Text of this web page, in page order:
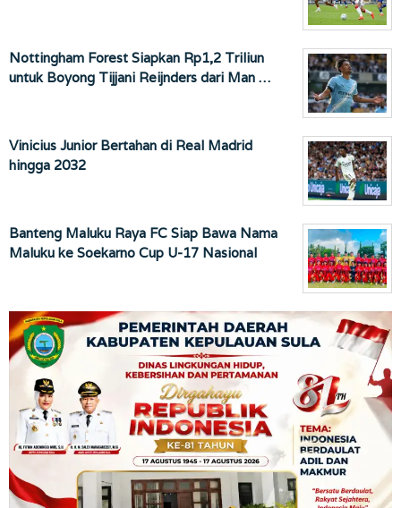
Nottingham Forest Siapkan Rp1,2 Triliun
untuk Boyong Tijjani Reijnders dari Man …
Vinicius Junior Bertahan di Real Madrid
hingga 2032
Banteng Maluku Raya FC Siap Bawa Nama
Maluku ke Soekarno Cup U-17 Nasional